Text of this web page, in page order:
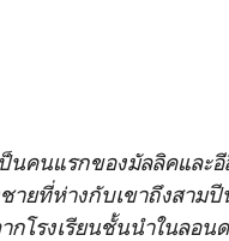
นคนแรกของมัลลิคและ
ายที่ห่างกับเขาถึงสาม
โรงเรียนชั้นนำในลอน